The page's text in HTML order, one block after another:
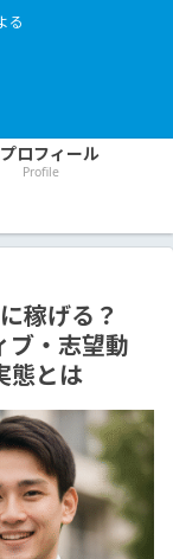
る
ロフィール
Profile
稼げる？
ブ・志望動
態とは